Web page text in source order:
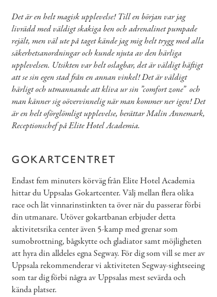
Det är en helt magisk upplevelse! Till en början var jag
livrädd med väldigt skakiga ben och adrenalinet pumpade
rejält, men väl ute på taget kände jag mig helt trygg med alla
säkerhetsanordningar och kunde njuta av den härliga
upplevelsen. Utsikten var helt oslagbar, det är väldigt häftigt
att se sin egen stad från en annan vinkel! Det är väldigt
härligt och utmannande att kliva ur sin ”comfort zone” och
man känner sig oövervinnelig när man kommer ner igen! Det
är en helt oförglömligt upplevelse, berättar Malin Annemark,
Receptionschef på Elite Hotel Academia.
GOKARTCENTRET
Endast fem minuters körväg från Elite Hotel Academia
hittar du Uppsalas Gokartcenter. Välj mellan flera olika
race och låt vinnarinstinkten ta över när du passerar förbi
din utmanare. Utöver gokartbanan erbjuder detta
aktivitetsrika center även 5-kamp med grenar som
sumobrottning, bågskytte och gladiator samt möjligheten
att hyra din alldeles egna Segway. För dig som vill se mer av
Uppsala rekommenderar vi aktiviteten Segway-sightseeing
som tar dig förbi några av Uppsalas mest sevärda och
kända platser.